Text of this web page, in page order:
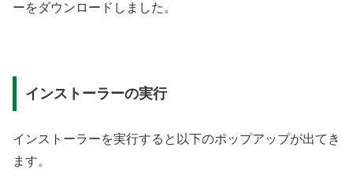
ーをダウンロードしました。
インストーラーの実行
インストーラーを実行すると以下のポップアップが出てき
ます。